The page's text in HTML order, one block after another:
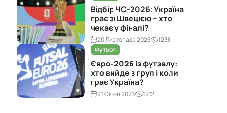
Відбір ЧС-2026: Україна
грає зі Швецією – хто
чекає у фіналі?
20 Листопада 2025
1238
Футбол
Євро-2026 із футзалу:
хто вийде з груп і коли
грає Україна?
21 Січня 2026 1212